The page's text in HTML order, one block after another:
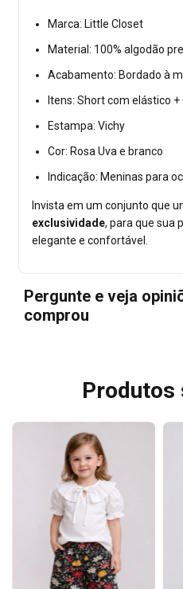
Marca: Little Closet
Material: 100% algodão
Acabamento: Bordado à
Itens: Short com elástico
Estampa: Vichy
Cor: Rosa Uva e branco
Indicação: Meninas para
Invista em um conjunto que
exclusividade, para que sua
elegante e confortável.
Pergunte e veja
comprou
Produtos